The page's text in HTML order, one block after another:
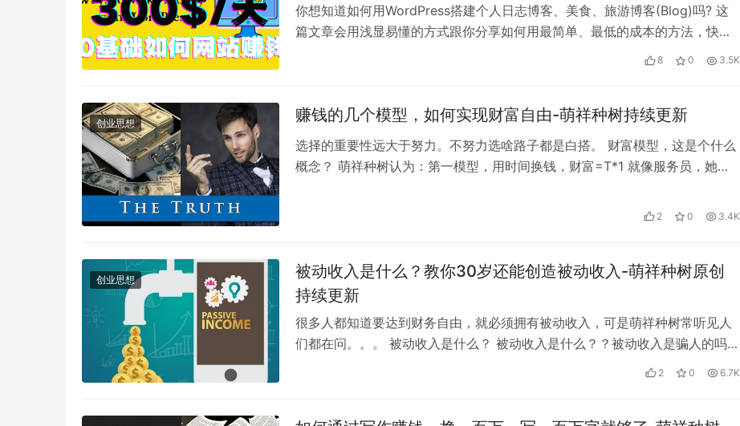
你想知道如何用WordPress搭建个人日志博客、美食、旅游博客(Blog)吗? 这
篇文章会用浅显易懂的方式跟你分享如何用最简单、最低的成本的方法，快速
8 0 3.5K
创业思想 赚钱的几个模型，如何实现财富自由-萌祥种树持续更新
选择的重要性远大于努力。不努力选啥路子都是白搭。 财富模型，这是个什么
概念？ 萌祥种树认为：第一模型，用时间换钱，财富=T*1 就像服务员，她的
2 0 3.4K
创业思想
被动收入是什么？教你30岁还能创造被动收入-萌祥种树原创
持续更新
很多人都知道要达到财务自由，就必须拥有被动收入，可是萌祥种树常听见人
们都在问。。。 被动收入是什么？ 被动收入是什么？？被动收入是骗人的吗？
2 0 6.7K